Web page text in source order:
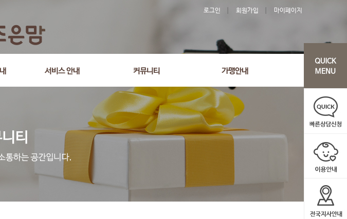
로그인 회원가입 마이페이지
서비스 안내 커뮤니티 가맹안내
09-30 21:34:58' and wr_id <> '2624' order by wr_datetime desc limit 1 asdasf